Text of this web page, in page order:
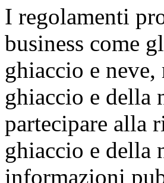
I regolamenti
business come
ghiaccio e
ghiaccio e della
partecipare alla
ghiaccio e della
informazioni